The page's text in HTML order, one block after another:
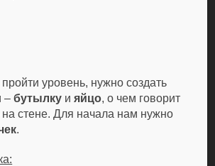
уровень, нужно создать
–бутылку ияйцо, о чем говорит
стене. Для начала нам нужно
.